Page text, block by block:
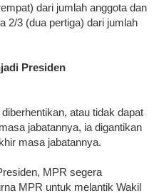
dari jumlah anggota dan
2/3 (dua pertiga) dari jumlah
Presiden
atau tidak dapat
jabatannya, ia digantikan
masa jabatannya.
MPR segera
MPR untuk melantik Wakil